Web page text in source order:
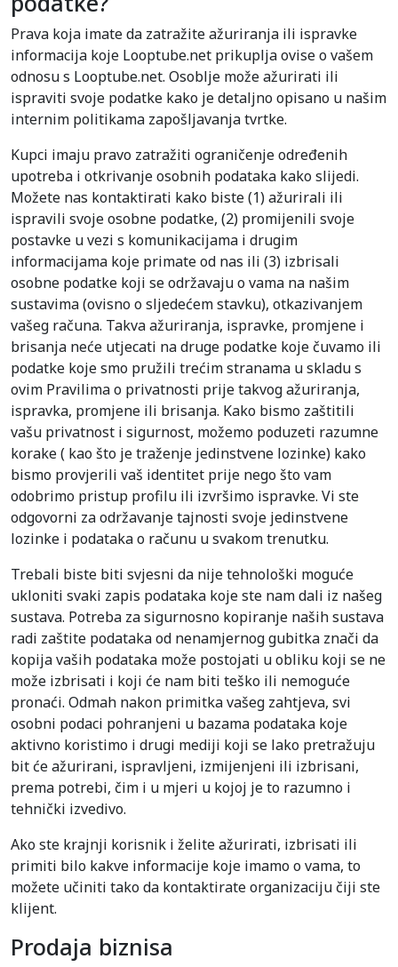
Prava koja imate da zatražite ažuriranja ili ispravke
informacija koje Looptube.net prikuplja ovise o vašem
odnosu s Looptube.net. Osoblje može ažurirati ili
ispraviti svoje podatke kako je detaljno opisano u našim
internim politikama zapošljavanja tvrtke.
Kupci imaju pravo zatražiti ograničenje određenih
upotreba i otkrivanje osobnih podataka kako slijedi.
Možete nas kontaktirati kako biste (1) ažurirali ili
ispravili svoje osobne podatke, (2) promijenili svoje
postavke u vezi s komunikacijama i drugim
informacijama koje primate od nas ili (3) izbrisali
osobne podatke koji se održavaju o vama na našim
sustavima (ovisno o sljedećem stavku), otkazivanjem
vašeg računa. Takva ažuriranja, ispravke, promjene i
brisanja neće utjecati na druge podatke koje čuvamo ili
podatke koje smo pružili trećim stranama u skladu s
ovim Pravilima o privatnosti prije takvog ažuriranja,
ispravka, promjene ili brisanja. Kako bismo zaštitili
vašu privatnost i sigurnost, možemo poduzeti razumne
korake ( kao što je traženje jedinstvene lozinke) kako
bismo provjerili vaš identitet prije nego što vam
odobrimo pristup profilu ili izvršimo ispravke. Vi ste
odgovorni za održavanje tajnosti svoje jedinstvene
lozinke i podataka o računu u svakom trenutku.
Trebali biste biti svjesni da nije tehnološki moguće
ukloniti svaki zapis podataka koje ste nam dali iz našeg
sustava. Potreba za sigurnosno kopiranje naših sustava
radi zaštite podataka od nenamjernog gubitka znači da
kopija vaših podataka može postojati u obliku koji se ne
može izbrisati i koji će nam biti teško ili nemoguće
pronaći. Odmah nakon primitka vašeg zahtjeva, svi
osobni podaci pohranjeni u bazama podataka koje
aktivno koristimo i drugi mediji koji se lako pretražuju
bit će ažurirani, ispravljeni, izmijenjeni ili izbrisani,
prema potrebi, čim i u mjeri u kojoj je to razumno i
tehnički izvedivo.
Ako ste krajnji korisnik i želite ažurirati, izbrisati ili
primiti bilo kakve informacije koje imamo o vama, to
možete učiniti tako da kontaktirate organizaciju čiji ste
klijent.
Prodaja biznisa